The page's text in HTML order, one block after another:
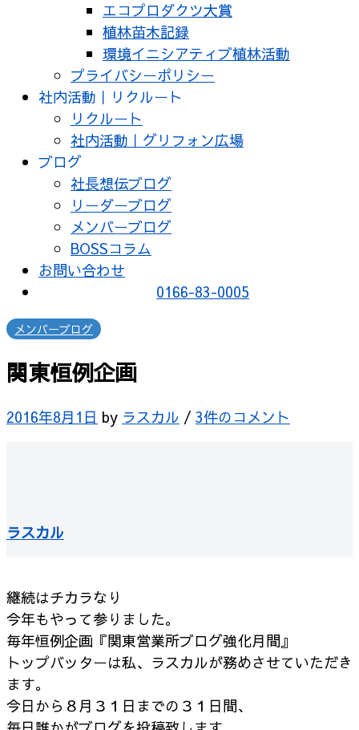
エコプロダクツ大賞
植林苗木記録
環境イニシアティブ植林活動
プライバシーポリシー
社内活動｜リクルート
リクルート
社内活動｜グリフォン広場
ブログ
社長想伝ブログ
リーダーブログ
メンバーブログ
BOSSコラム
お問い合わせ
0166-83-0005
メンバーブログ
関東恒例企画
2016年8月1日 by ラスカル / 3件のコメント
ラスカル
継続はチカラなり
今年もやって参りました。
毎年恒例企画『関東営業所ブログ強化月間』
トップバッターは私、ラスカルが務めさせていただき
ます。
今日から８月３１日までの３１日間、